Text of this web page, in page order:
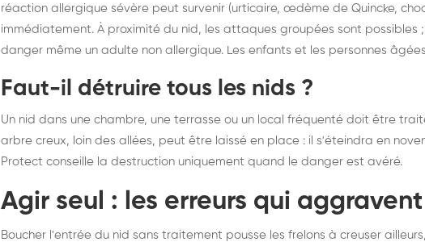
réaction allergique sévère peut survenir (urticaire, œdème de Quincke,
immédiatement. À proximité du nid, les attaques groupées sont possibles
danger même un adulte non allergique. Les enfants et les personnes
Faut-il détruire tous les nids ?
Un nid dans une chambre, une terrasse ou un local fréquenté doit être
arbre creux, loin des allées, peut être laissé en place : il s'éteindra en
Protect conseille la destruction uniquement quand le danger est avéré.
Agir seul : les erreurs qui
Boucher l'entrée du nid sans traitement pousse les frelons à creuser